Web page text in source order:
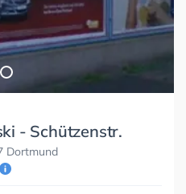
- Schützenstr.
Dortmund